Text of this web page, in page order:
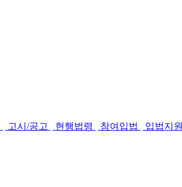
고시/공고 현행법령 참여입법
입법지원